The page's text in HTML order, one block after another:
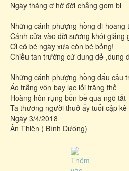
Ngày tháng ơ hờ đời chẳng gom bi
Những cánh phượng hồng đi hoang
Cánh cửa vào đời sương khói giăng
Ơi cô bé ngày xưa còn bé bỏng!
Chiều tan trường cứ dung dẻ ,dung
Những cánh phượng hồng dấu câu
Áo trắng vờn bay lạc lối trăng thề
Hoàng hôn rụng bốn bề qua ngõ tắt
Ta thương người thuở ấy tuổi cập kê
Ngày 3/4/2018
Ân Thiên ( Bình Dương)